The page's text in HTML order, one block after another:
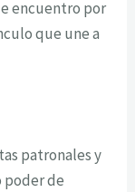
encuentro por
que une a
patronales y
poder de